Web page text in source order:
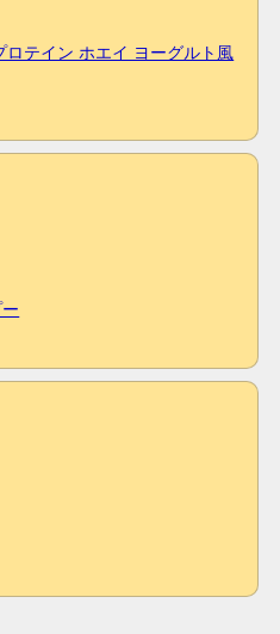
テイン ホエイ ヨーグルト風